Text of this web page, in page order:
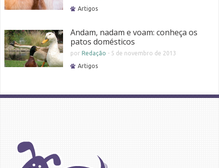
Artigos
Andam, nadam e voam: conheça os
patos domésticos
por Redação - 5 de novembro de 2013
Artigos